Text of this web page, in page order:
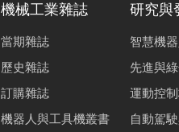
機械工業雜誌
當期雜誌
歷史雜誌
訂購雜誌
機器人與工具機叢書
研究與
智慧機
先進與
運動控
自動駕